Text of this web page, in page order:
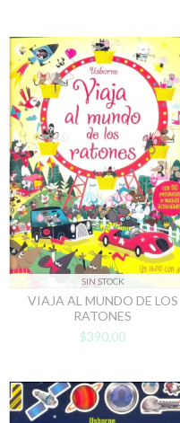
SIN STOCK
VIAJA AL MUNDO DE LOS
RATONES
$390,00